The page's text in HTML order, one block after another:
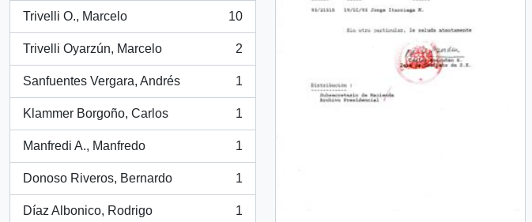
Trivelli O., Marcelo
, 10 resultados
10
Trivelli Oyarzún, Marcelo
, 2 resultados
2
Sanfuentes Vergara, Andrés
, 1 resultados
1
Klammer Borgoño, Carlos
, 1 resultados
1
Manfredi A., Manfredo
, 1 resultados
1
Donoso Riveros, Bernardo
, 1 resultados
1
Díaz Albonico, Rodrigo
, 1 resultados
1